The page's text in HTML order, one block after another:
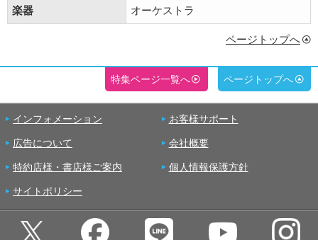
楽器 オーケストラ
ページトップへ
特集ページ一覧へ ページトップへ
インフォメーション お客様サポート
広告について 会社概要
特約店様・書店様ご案内 個人情報保護方針
サイトポリシー